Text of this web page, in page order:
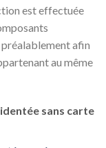
est effectuée
afin
au même
sans carte